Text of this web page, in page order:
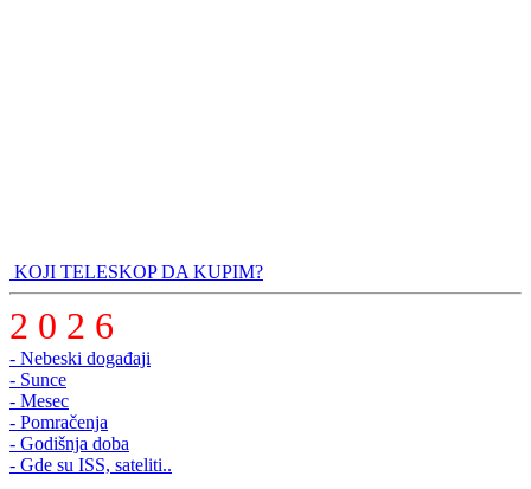
KOJI TELESKOP DA KUPIM?
2 0 2 6
- Nebeski događaji
- Sunce
- Mesec
- Pomračenja
- Godišnja doba
- Gde su ISS, sateliti..